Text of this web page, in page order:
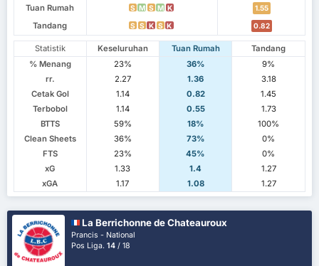
Tuan Rumah S M S M K 1.55
Tandang S S K S K 0.82
Statistik Keseluruhan Tuan Rumah
Tandang
% Menang
23% 36%
9%
rr.
2.27 1.36
3.18
Cetak Gol
1.14 0.82
1.45
Terbobol
1.14 0.55
1.73
BTTS
59% 18%
100%
Clean Sheets
36% 73%
0%
FTS
23% 45%
0%
xG
1.33 1.4
1.27
xGA
1.17 1.08 1.27
La Berrichonne de Chateauroux
Prancis - National
Pos Liga.14 / 18